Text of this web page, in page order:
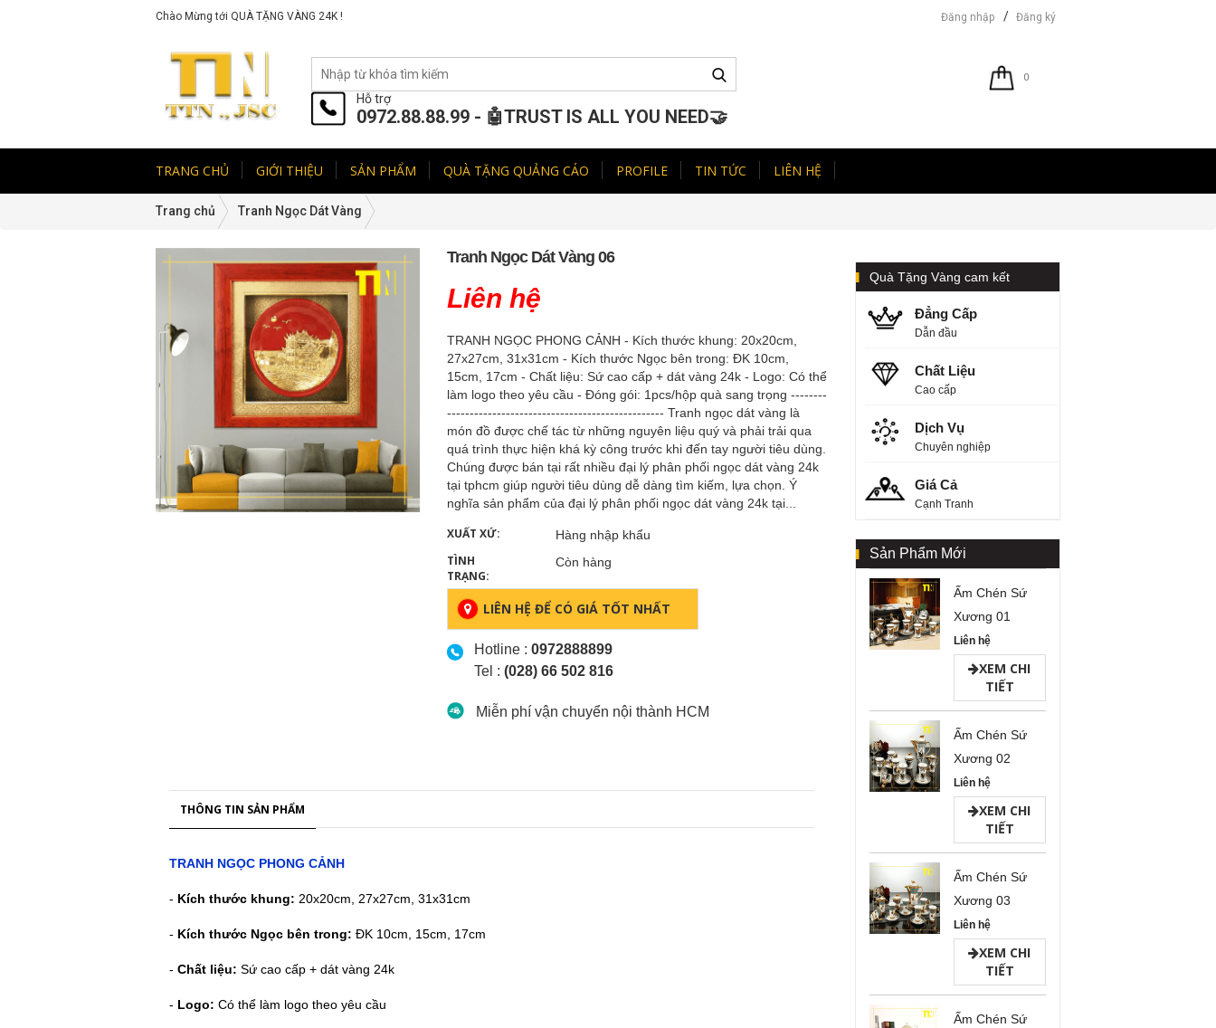
Chào Mừng tới QUÀ TẶNG VÀNG 24K ! Đăng nhập / Đăng ký
Hỗ trợ
0972.88.88.99 - 🤖TRUST IS ALL YOU NEED🤝
0
TRANG CHỦ GIỚI THIỆU SẢN PHẨM QUÀ TẶNG QUẢNG CÁO PROFILE TIN TỨC LIÊN HỆ
Trang chủ Tranh Ngọc Dát Vàng
Tranh Ngọc Dát Vàng 06
Liên hệ
TRANH NGỌC PHONG CẢNH - Kích thước khung: 20x20cm,
27x27cm, 31x31cm - Kích thước Ngọc bên trong: ĐK 10cm,
15cm, 17cm - Chất liệu: Sứ cao cấp + dát vàng 24k - Logo: Có thể
làm logo theo yêu cầu - Đóng gói: 1pcs/hộp quà sang trọng --------
------------------------------------------------ Tranh ngọc dát vàng là
món đồ được chế tác từ những nguyên liệu quý và phải trải qua
quá trình thực hiện khá kỳ công trước khi đến tay người tiêu dùng.
Chúng được bán tại rất nhiều đại lý phân phối ngọc dát vàng 24k
tại tphcm giúp người tiêu dùng dễ dàng tìm kiếm, lựa chọn. Ý
nghĩa sản phẩm của đại lý phân phối ngọc dát vàng 24k tại...
XUẤT XỨ: Hàng nhập khẩu
TÌNH
TRẠNG:
Còn hàng
LIÊN HỆ ĐỂ CÓ GIÁ TỐT NHẤT
Hotline : 0972888899
Tel : (028) 66 502 816
Miễn phí vận chuyển nội thành HCM
THÔNG TIN SẢN PHẨM
TRANH NGỌC PHONG CẢNH
- Kích thước khung: 20x20cm, 27x27cm, 31x31cm
- Kích thước Ngọc bên trong: ĐK 10cm, 15cm, 17cm
- Chất liệu: Sứ cao cấp + dát vàng 24k
- Logo: Có thể làm logo theo yêu cầu
Quà Tặng Vàng cam kết
Đẳng Cấp
Dẫn đầu
Chất Liệu
Cao cấp
Dịch Vụ
Chuyên nghiệp
Giá Cả
Cạnh Tranh
Sản Phẩm Mới
Ấm Chén Sứ
Xương 01
Liên hệ
XEM CHI
TIẾT
Ấm Chén Sứ
Xương 02
Liên hệ
XEM CHI
TIẾT
Ấm Chén Sứ
Xương 03
Liên hệ
XEM CHI
TIẾT
Ấm Chén Sứ